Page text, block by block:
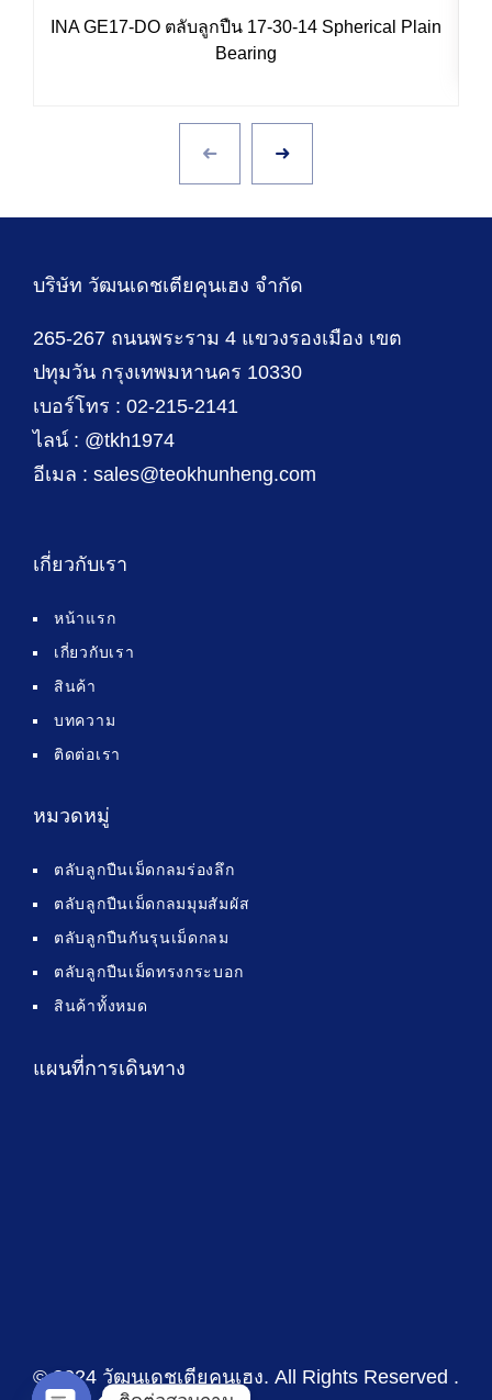
INA GE17-DO ตลับลูกปืน 17-30-14 Spherical Plain
Bearing
บริษัท วัฒนเดชเตียคุนเฮง จำกัด
265-267 ถนนพระราม 4 แขวงรองเมือง เขต
ปทุมวัน กรุงเทพมหานคร 10330
เบอร์โทร : 02-215-2141
ไลน์ : @tkh1974
อีเมล : sales@teokhunheng.com
เกี่ยวกับเรา
หน้าแรก
เกี่ยวกับเรา
สินค้า
บทความ
ติดต่อเรา
หมวดหมู่
ตลับลูกปืนเม็ดกลมร่องลึก
ตลับลูกปืนเม็ดกลมมุมสัมผัส
ตลับลูกปืนกันรุนเม็ดกลม
ตลับลูกปืนเม็ดทรงกระบอก
สินค้าทั้งหมด
แผนที่การเดินทาง
© 2024 วัฒนเดชเตียคุนเฮง. All Rights Reserved .